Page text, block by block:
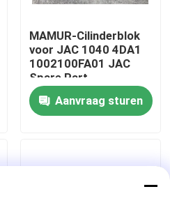
MAMUR-Cilinderblok
voor JAC 1040 4DA1
1002100FA01 JAC
Spare Part
Aanvraag sturen